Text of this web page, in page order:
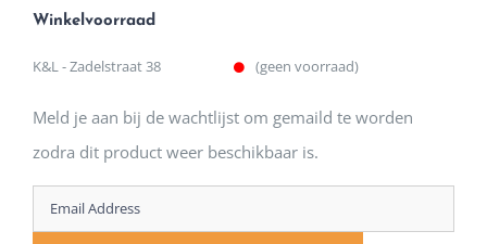
Winkelvoorraad
K&L - Zadelstraat 38 (geen voorraad)
Meld je aan bij de wachtlijst om gemaild te worden
zodra dit product weer beschikbaar is.
Enter
your